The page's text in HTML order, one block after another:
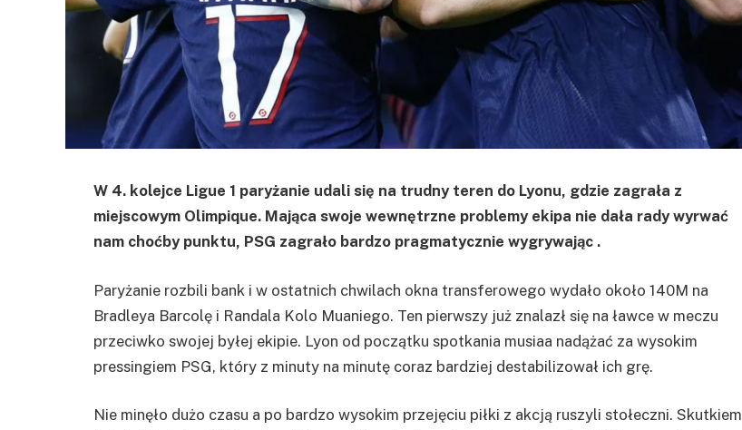
W 4. kolejce Ligue 1 paryżanie udali się na trudny teren do Lyonu, gdzie zagrała z
miejscowym Olimpique. Mająca swoje wewnętrzne problemy ekipa nie dała rady wyrwać
nam choćby punktu, PSG zagrało bardzo pragmatycznie wygrywając .
Paryżanie rozbili bank i w ostatnich chwilach okna transferowego wydało około 140M na
Bradleya Barcolę i Randala Kolo Muaniego. Ten pierwszy już znalazł się na ławce w meczu
przeciwko swojej byłej ekipie. Lyon od początku spotkania musiaa nadążać za wysokim
pressingiem PSG, który z minuty na minutę coraz bardziej destabilizował ich grę.
Nie minęło dużo czasu a po bardzo wysokim przejęciu piłki z akcją ruszyli stołeczni. Skutkiem